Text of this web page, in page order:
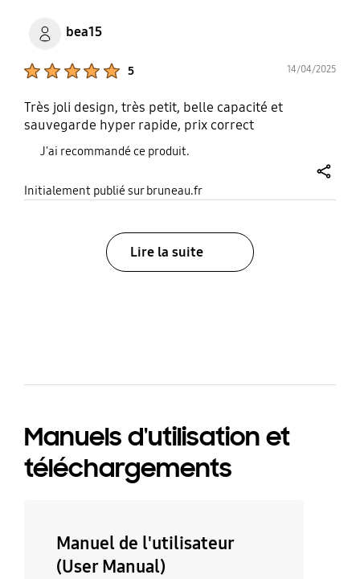
bea15
5 14/04/2025
Très joli design, très petit, belle capacité et
sauvegarde hyper rapide, prix correct
J'ai recommandé ce produit.
Initialement publié sur bruneau.fr
Lire la suite
Manuels d'utilisation et
téléchargements
Manuel de l'utilisateur
(User Manual)